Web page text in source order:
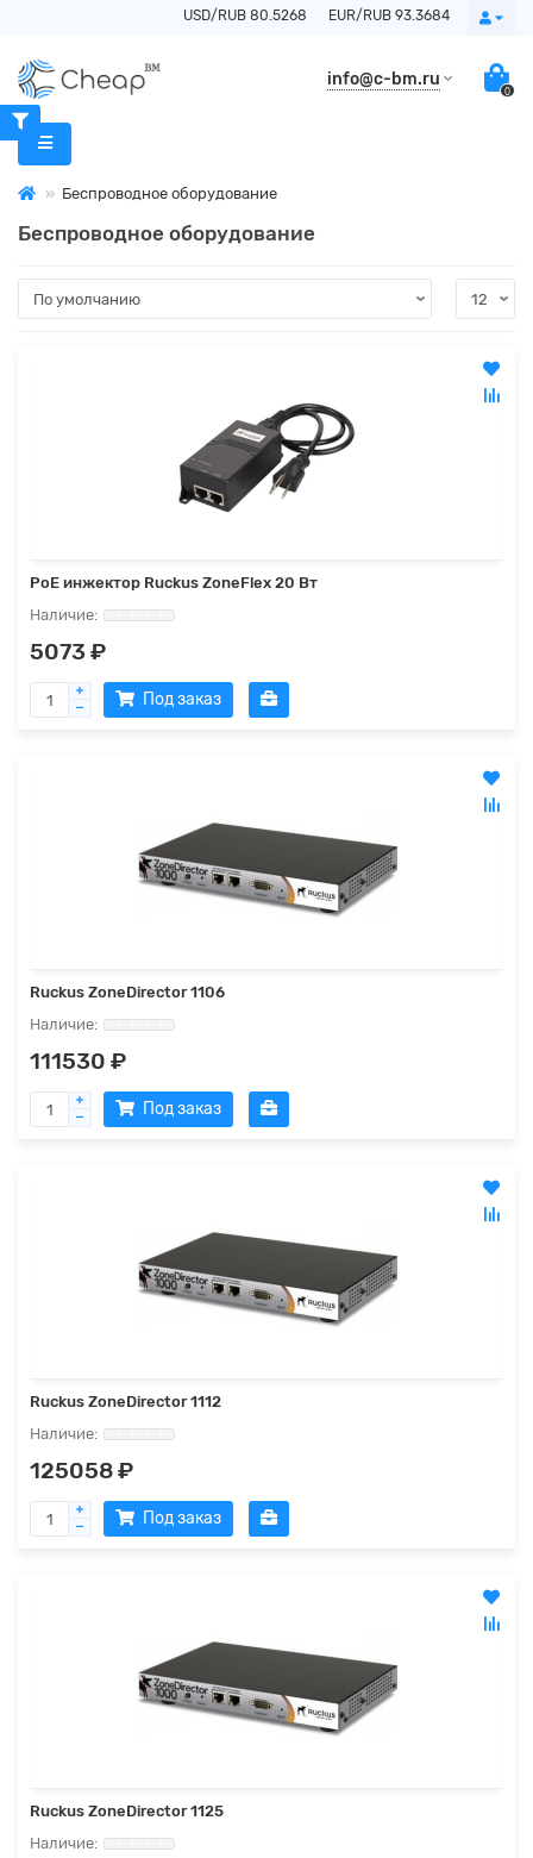
USD/RUB 80.5268 EUR/RUB 93.3684
info@c-bm.ru
0
Беспроводное оборудование
Беспроводное оборудование
PoE инжектор Ruckus ZoneFlex 20 Вт
5073 ₽
Под заказ
Ruckus ZoneDirector 1106
111530 ₽
Под заказ
Ruckus ZoneDirector 1112
125058 ₽
Под заказ
Ruckus ZoneDirector 1125